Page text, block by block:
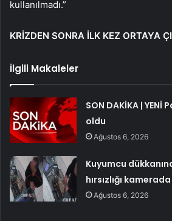
kullanılmadı.”
KRİZDEN SONRA İLK KEZ ORTAYA
İlgili Makaleler
SON DAKİKA | YENİ
oldu
Ağustos 6, 2026
Kuyumcu
hırsızlığı kamerada
Ağustos 6, 2026